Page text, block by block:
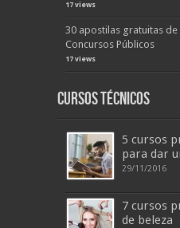
17 views
30 apostilas gratuitas
Concursos Públicos
17 views
Cursos Técnicos
5 cursos
para dar
29/11/2016
7 cursos
de beleza